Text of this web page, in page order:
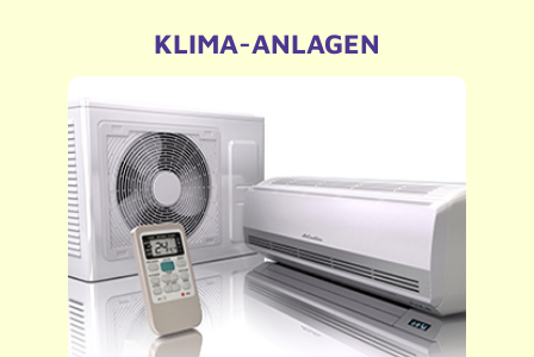
KLIMA-ANLAGEN
– Neuinstallation
– Wartung
– Reparatur